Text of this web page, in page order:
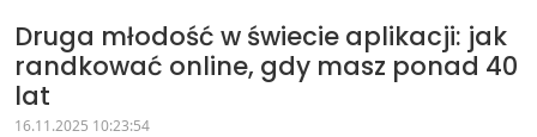
Druga młodość w świecie aplikacji: jak
randkować online, gdy masz ponad 40
lat
16.11.2025 10:23:54